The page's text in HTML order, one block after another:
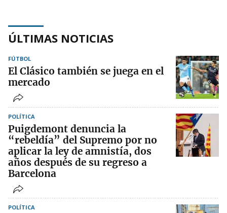
ÚLTIMAS NOTICIAS
FÚTBOL
El Clásico también se juega en el
mercado
POLÍTICA
Puigdemont denuncia la
“rebeldía” del Supremo por no
aplicar la ley de amnistía, dos
años después de su regreso a
Barcelona
POLÍTICA